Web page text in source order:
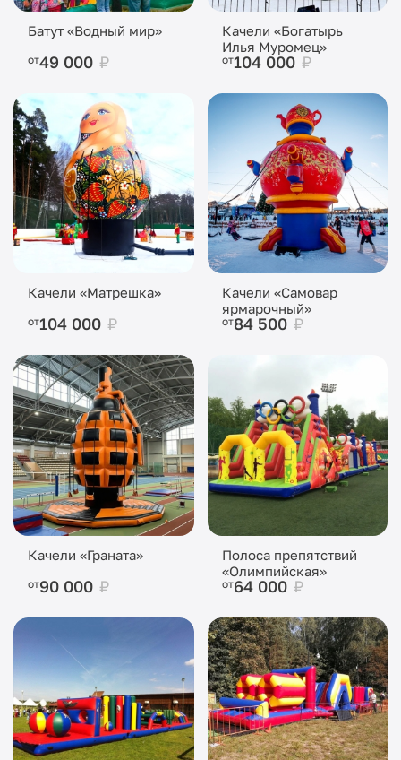
Батут «Водный мир»
от49 000 ₽
Качели «Богатырь
Илья Муромец»
от104 000 ₽
Качели «Матрешка»
от104 000 ₽
Качели «Самовар
ярмарочный»
от84 500 ₽
Качели «Граната»
от90 000 ₽
Полоса препятствий
«Олимпийская»
от64 000 ₽